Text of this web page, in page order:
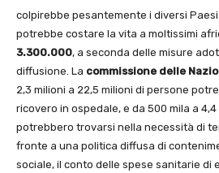
colpirebbe pesantemente i diversi
potrebbe costare la vita a moltissimi
3.300.000, a seconda delle misure
diffusione. La commissione delle
2,3 milioni a 22,5 milioni di persone
ricovero in ospedale, e da 500 mila a
potrebbero trovarsi nella necessità di
fronte a una politica diffusa di
sociale, il conto delle spese sanitarie di